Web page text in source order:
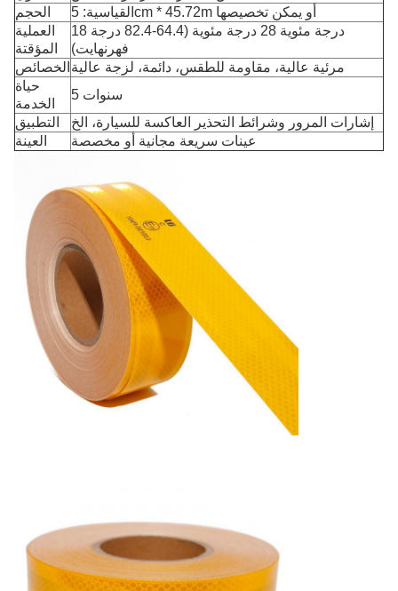
الحجم
القياسية: 5cm * 45.72m أو يمكن تخصيصها
العملية
المؤقتة
18 درجة مئوية 28 درجة مئوية (64.4-82.4 درجة
فهرنهايت)
الخصائص مرئية عالية، مقاومة للطقس، دائمة، لزجة عالية
حياة
الخدمة
5 سنوات
التطبيق
إشارات المرور وشرائط التحذير العاكسة للسيارة، الخ
العينة
عينات سريعة مجانية أو مخصصة